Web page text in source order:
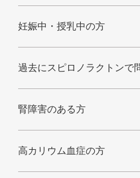
妊娠中・授乳中の方
過去にスピロノラクトンで
腎障害のある方
高カリウム血症の方